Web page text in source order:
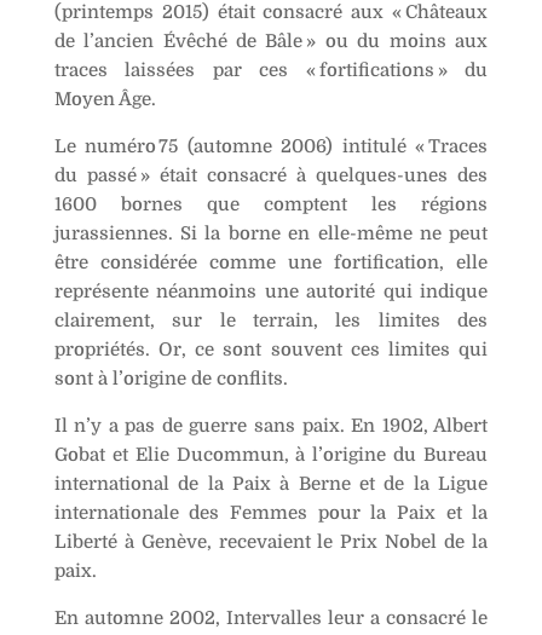
(printemps 2015) était consacré aux « Châteaux
de l’ancien Évêché de Bâle » ou du moins aux
traces laissées par ces « fortifications » du
Moyen Âge.
Le numéro 75 (automne 2006) intitulé « Traces
du passé » était consacré à quelques-unes des
1600 bornes que comptent les régions
jurassiennes. Si la borne en elle-même ne peut
être considérée comme une fortification, elle
représente néanmoins une autorité qui indique
clairement, sur le terrain, les limites des
propriétés. Or, ce sont souvent ces limites qui
sont à l’origine de conflits.
Il n’y a pas de guerre sans paix. En 1902, Albert
Gobat et Elie Ducommun, à l’origine du Bureau
international de la Paix à Berne et de la Ligue
internationale des Femmes pour la Paix et la
Liberté à Genève, recevaient le Prix Nobel de la
paix.
En automne 2002, Intervalles leur a consacré le